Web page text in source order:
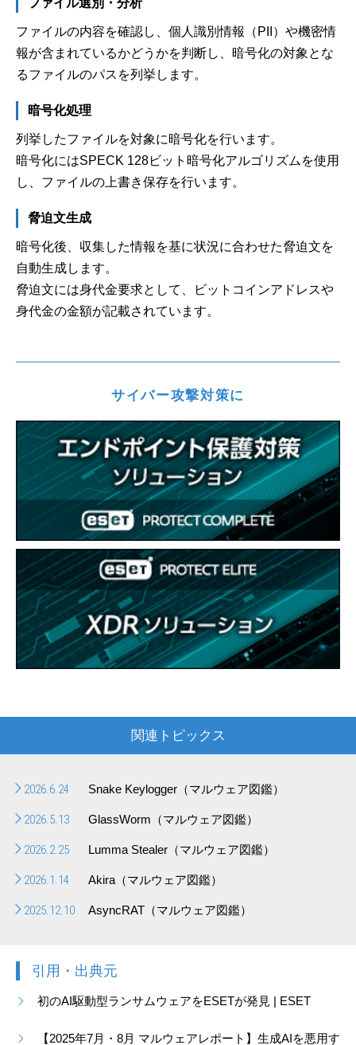
ファイルの内容を確認し、個人識別情報（PII）や機密情
報が含まれているかどうかを判断し、暗号化の対象とな
るファイルのパスを列挙します。
暗号化処理
列挙したファイルを対象に暗号化を行います。
暗号化にはSPECK 128ビット暗号化アルゴリズムを使用
し、ファイルの上書き保存を行います。
脅迫文生成
暗号化後、収集した情報を基に状況に合わせた脅迫文を
自動生成します。
脅迫文には身代金要求として、ビットコインアドレスや
身代金の金額が記載されています。
サイバー攻撃対策に
関連トピックス
2026.6.24 Snake Keylogger（マルウェア図鑑）
2026.5.13 GlassWorm（マルウェア図鑑）
2026.2.25 Lumma Stealer（マルウェア図鑑）
2026.1.14 Akira（マルウェア図鑑）
2025.12.10 AsyncRAT（マルウェア図鑑）
引用・出典元
初のAI駆動型ランサムウェアをESETが発見 | ESET
【2025年7月・8月 マルウェアレポート】生成AIを悪用す